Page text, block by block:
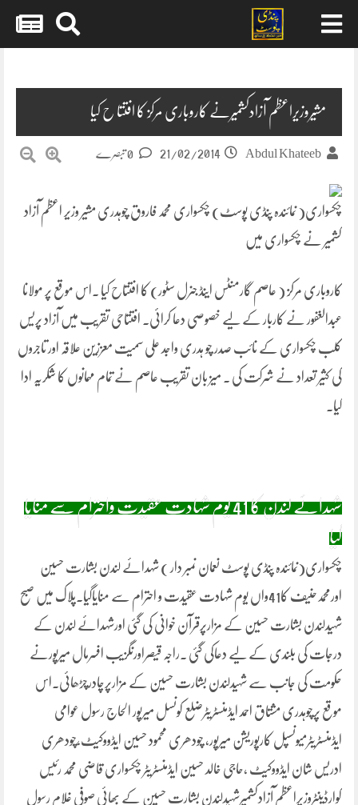
مشیروزیراعظم آزادکشمیرنے کاروباری مرکز کا افتتا ح کیا
Abdul Khateeb
21/02/2014
چکسواری( نمائندہ پنڈی پوسٹ) چکسواری محمد فاروق چوہدری مشیر وزیر اعظم آزاد
کشمیر نے چکسواری میں
کاروباری مرکز ( عاصم گارمنٹس اینڈ جنرل سٹور) کا افتتاح کیا ۔اس موقع پر مولانا
عبدالغفور نے کاربار کے لیے خصوصی دعا کرائی۔ افتتاحی تقریب میں آزاد پریس
کلب چکسواری کے نائب صدر چو ہدری واجد علی سمیت معززین علاقہ اور تاجروں
کی کثیر تعداد نے شرکت کی ۔ میز بان تقریب عاصم نے تمام مہمانوں کا شکریہ ادا
کیا۔
شہدائے لندن کا 41 یوم شہادت عقیدت واحترام سے منایا
گیا
چکسواری(نمائندہ پنڈی پوسٹ نعمان نمبر دار ) شہدائے لندن بشارت حسین
اورمحمدحنیف کا41واں یوم شہادت عقیدت و احترام سے منایاگیا۔پلاک میں صبح
شہیدلندن بشارت حسین کے مزارپرقرآن خوانی کی گئی اورشہدائے لندن کے
درجات کی بلندی کے لیے دعاکی گئی ۔راجہ قیصراورنگزیب افسرمال میرپورنے
حکومت کی جانب سے شہیدلندن بشارت حسین کے مزارپرچادرچڑھائی۔اس
موقع پرچوہدری مشتاق احمد ایڈمنسٹریٹرضلع کونسل میرپور الحاج رسول عوامی
ایڈمنسٹریٹرمیونسپل کارپوریشن میرپور، چودھری محمود حسین ایڈووکیٹ،چودھری
ادریس شان ایڈووکیٹ ،حاجی خالد حسین ایڈمنسٹریٹر چکسواری قاضی محمد رئیس
کوارڈینٹروزیراعظم آزادکشمیرشہیدلندن بشارت حسین کے بھائی صوفی غلام رسول